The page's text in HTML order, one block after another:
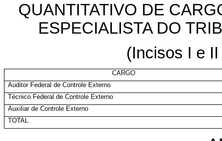
QUANTITATIVO DE
ESPECIALISTA DO
(Incisos I e
CARGO
Auditor Federal de Controle Externo
Técnico Federal de Controle Externo
Auxiliar de Controle Externo
TOTAL